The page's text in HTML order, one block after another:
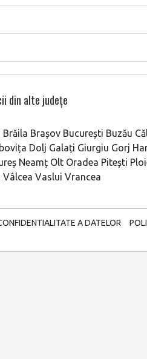
din alte județe
Brăila Brașov București Buzău
Dolj Galați Giurgiu Gorj
Neamț Olt Oradea Pitești
Vâlcea Vaslui Vrancea
A DATELOR